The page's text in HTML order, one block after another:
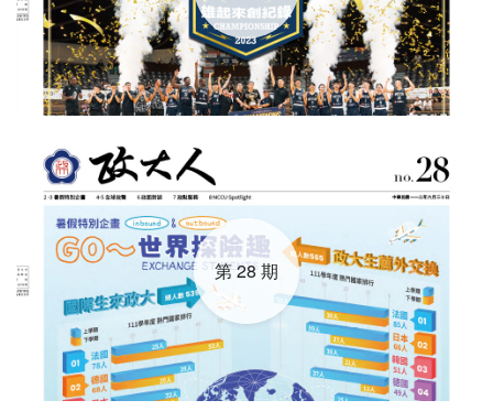
第 28 期